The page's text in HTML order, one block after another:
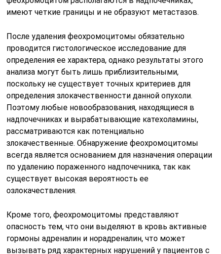
имеют четкие границы и не образуют метастазов.
После удаления феохромоцитомы обязательно
проводится гистологическое исследование для
определения ее характера, однако результаты этого
анализа могут быть лишь приблизительными,
поскольку не существует точных критериев для
определения злокачественности данной опухоли.
Поэтому любые новообразования, находящиеся в
надпочечниках и вырабатывающие катехоламины,
рассматриваются как потенциально
злокачественные. Обнаружение феохромоцитомы
всегда является основанием для назначения операции
по удалению пораженного надпочечника, так как
существует высокая вероятность ее
озлокачествления.
Кроме того, феохромоцитомы представляют
опасность тем, что они выделяют в кровь активные
гормоны адреналин и норадреналин, что может
вызывать ряд характерных нарушений у пациентов с